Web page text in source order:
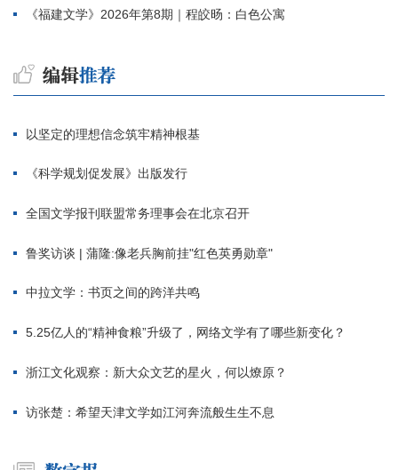
《福建文学》2026年第8期｜程皎旸：白色公寓
以坚定的理想信念筑牢精神根基
《科学规划促发展》出版发行
全国文学报刊联盟常务理事会在北京召开
鲁奖访谈 | 蒲隆:像老兵胸前挂"红色英勇勋章"
中拉文学：书页之间的跨洋共鸣
5.25亿人的“精神食粮”升级了，网络文学有了哪些新变化？
浙江文化观察：新大众文艺的星火，何以燎原？
访张楚：希望天津文学如江河奔流般生生不息